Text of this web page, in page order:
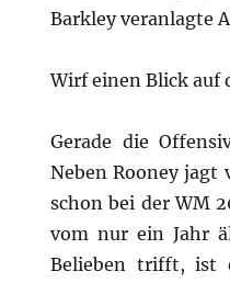
Barkley veranlagte
Wirf einen Blick auf
Gerade die
Neben Rooney jagt
schon bei der WM
vom nur ein Jahr
Belieben trifft, ist